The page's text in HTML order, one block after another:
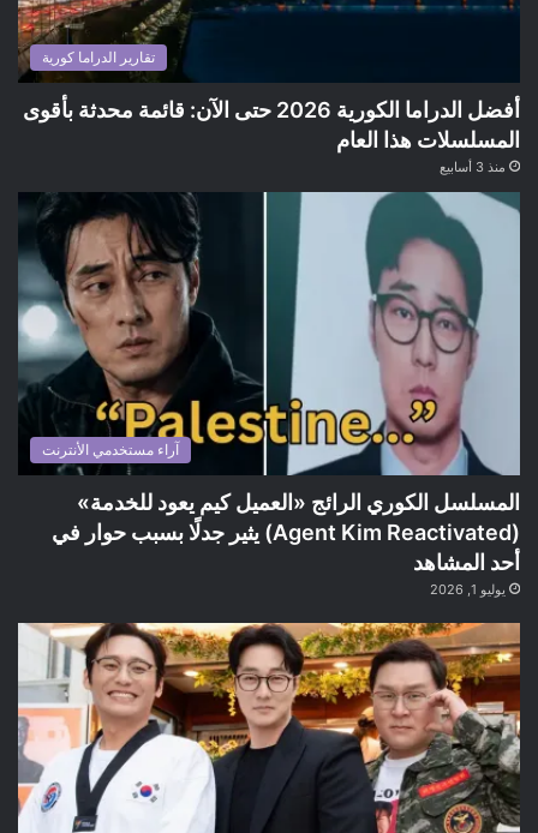
تقارير الدراما كورية
أفضل الدراما الكورية 2026 حتى الآن: قائمة محدثة بأقوى
المسلسلات هذا العام
منذ 3 أسابيع
آراء مستخدمي الأنترنت
المسلسل الكوري الرائج «العميل كيم يعود للخدمة»
(Agent Kim Reactivated) يثير جدلًا بسبب حوار في
أحد المشاهد
يوليو 1, 2026